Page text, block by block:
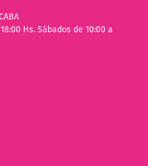
Hs. Sábados de 10:00 a